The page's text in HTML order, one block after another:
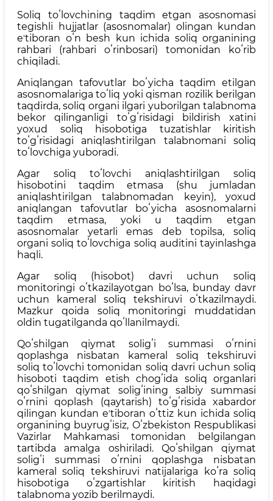
Soliq toʻlovchining taqdim etgan asosnomasi
tegishli hujjatlar (asosnomalar) olingan kundan
eʼtiboran oʻn besh kun ichida soliq organining
rahbari (rahbari oʻrinbosari) tomonidan koʻrib
chiqiladi.
Aniqlangan tafovutlar boʻyicha taqdim etilgan
asosnomalariga toʻliq yoki qisman rozilik berilgan
taqdirda, soliq organi ilgari yuborilgan talabnoma
bekor qilinganligi toʻgʻrisidagi bildirish xatini
yoxud soliq hisobotiga tuzatishlar kiritish
toʻgʻrisidagi aniqlashtirilgan talabnomani soliq
toʻlovchiga yuboradi.
Agar soliq toʻlovchi aniqlashtirilgan soliq
hisobotini taqdim etmasa (shu jumladan
aniqlashtirilgan talabnomadan keyin), yoxud
aniqlangan tafovutlar boʻyicha asosnomalarni
taqdim etmasa, yoki u taqdim etgan
asosnomalar yetarli emas deb topilsa, soliq
organi soliq toʻlovchiga soliq auditini tayinlashga
haqli.
Agar soliq (hisobot) davri uchun soliq
monitoringi oʻtkazilayotgan boʻlsa, bunday davr
uchun kameral soliq tekshiruvi oʻtkazilmaydi.
Mazkur qoida soliq monitoringi muddatidan
oldin tugatilganda qoʻllanilmaydi.
Qoʻshilgan qiymat soligʻi summasi oʻrnini
qoplashga nisbatan kameral soliq tekshiruvi
soliq toʻlovchi tomonidan soliq davri uchun soliq
hisoboti taqdim etish chogʻida soliq organlari
qoʻshilgan qiymat soligʻining salbiy summasi
oʻrnini qoplash (qaytarish) toʻgʻrisida xabardor
qilingan kundan eʼtiboran oʻttiz kun ichida soliq
organining buyrugʻisiz, Oʻzbekiston Respublikasi
Vazirlar Mahkamasi tomonidan belgilangan
tartibda amalga oshiriladi. Qoʻshilgan qiymat
soligʻi summasi oʻrnini qoplashga nisbatan
kameral soliq tekshiruvi natijalariga koʻra soliq
hisobotiga oʻzgartishlar kiritish haqidagi
talabnoma yozib berilmaydi.